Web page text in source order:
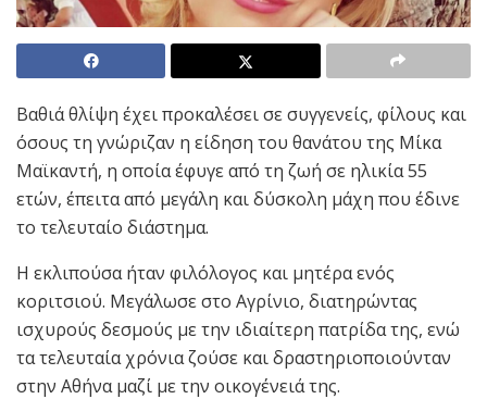
Βαθιά θλίψη έχει προκαλέσει σε συγγενείς, φίλους και
όσους τη γνώριζαν η είδηση του θανάτου της Μίκα
Μαϊκαντή, η οποία έφυγε από τη ζωή σε ηλικία 55
ετών, έπειτα από μεγάλη και δύσκολη μάχη που έδινε
το τελευταίο διάστημα.
Η εκλιπούσα ήταν φιλόλογος και μητέρα ενός
κοριτσιού. Μεγάλωσε στο Αγρίνιο, διατηρώντας
ισχυρούς δεσμούς με την ιδιαίτερη πατρίδα της, ενώ
τα τελευταία χρόνια ζούσε και δραστηριοποιούνταν
στην Αθήνα μαζί με την οικογένειά της.